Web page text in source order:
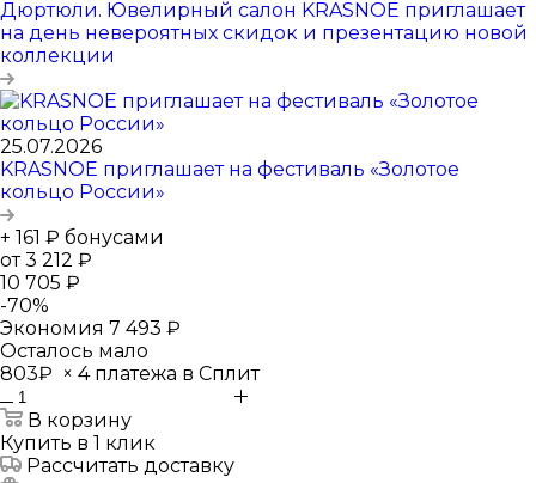
Дюртюли. Ювелирный салон KRASNOE приглашает
на день невероятных скидок и презентацию новой
коллекции
25.07.2026
KRASNOE приглашает на фестиваль «Золотое
кольцо России»
+ 161 ₽ бонусами
от3 212 ₽
10 705 ₽
-70%
Экономия 7 493 ₽
Осталось мало
803₽ × 4 платежа в Сплит
В корзину
Купить в 1 клик
Рассчитать доставку